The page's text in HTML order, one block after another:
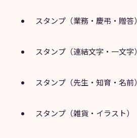
スタンプ（業務・慶弔・贈答）
スタンプ（連結文字・一文字）
スタンプ（先生・知育・名前）
スタンプ（雑貨・イラスト）